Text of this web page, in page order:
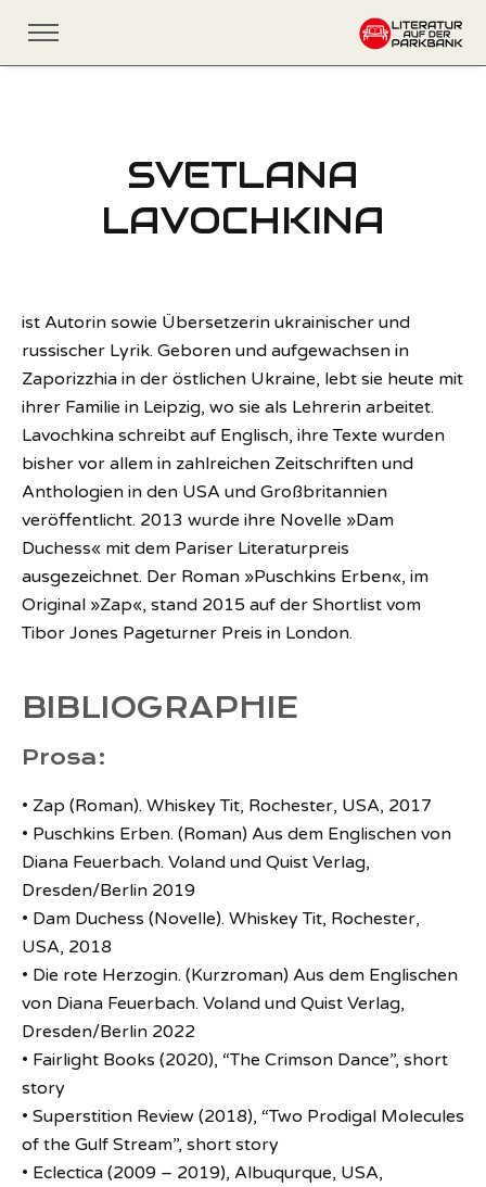
SVETLANA
LAVOCHKINA
ist Autorin sowie Übersetzerin ukrainischer und
russischer Lyrik. Geboren und aufgewachsen in
Zaporizzhia in der östlichen Ukraine, lebt sie heute mit
ihrer Familie in Leipzig, wo sie als Lehrerin arbeitet.
Lavochkina schreibt auf Englisch, ihre Texte wurden
bisher vor allem in zahlreichen Zeitschriften und
Anthologien in den USA und Großbritannien
veröffentlicht. 2013 wurde ihre Novelle »Dam
Duchess« mit dem Pariser Literaturpreis
ausgezeichnet. Der Roman »Puschkins Erben«, im
Original »Zap«, stand 2015 auf der Shortlist vom
Tibor Jones Pageturner Preis in London.
BIBLIOGRAPHIE
Prosa:
• Zap (Roman). Whiskey Tit, Rochester, USA, 2017
• Puschkins Erben. (Roman) Aus dem Englischen von
Diana Feuerbach. Voland und Quist Verlag,
Dresden/Berlin 2019
• Dam Duchess (Novelle). Whiskey Tit, Rochester,
USA, 2018
• Die rote Herzogin. (Kurzroman) Aus dem Englischen
von Diana Feuerbach. Voland und Quist Verlag,
Dresden/Berlin 2022
• Fairlight Books (2020), “The Crimson Dance”, short
story
• Superstition Review (2018), “Two Prodigal Molecules
of the Gulf Stream”, short story
• Eclectica (2009 – 2019), Albuqurque, USA,